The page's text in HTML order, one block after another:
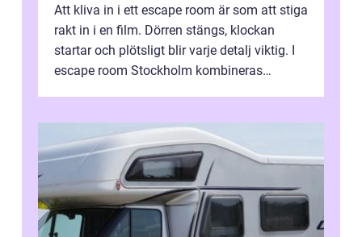
Att kliva in i ett escape room är som att stiga
rakt in i en film. Dörren stängs, klockan
startar och plötsligt blir varje detalj viktig. I
escape room Stockholm kombineras